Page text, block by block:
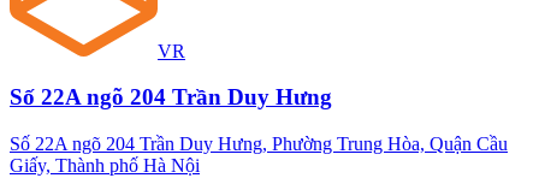
VR
Số 22A ngõ 204 Trần Duy Hưng
Số 22A ngõ 204 Trần Duy Hưng, Phường Trung Hòa, Quận Cầu
Giấy, Thành phố Hà Nội